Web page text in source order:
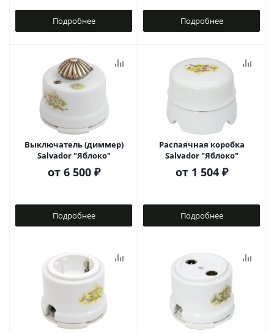
Подробнее Подробнее
Выключатель (диммер)
Salvador "Яблоко"
от 6 500 ₽
Подробнее
Распаячная коробка
Salvador "Яблоко"
от 1 504 ₽
Подробнее